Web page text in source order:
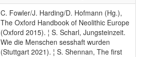
C. Fowler/J. Harding/D. Hofmann (Hg.),
The Oxford Handbook of Neolithic Europe
(Oxford 2015). ¦ S. Scharl, Jungsteinzeit.
Wie die Menschen sesshaft wurden
(Stuttgart 2021). ¦ S. Shennan, The first